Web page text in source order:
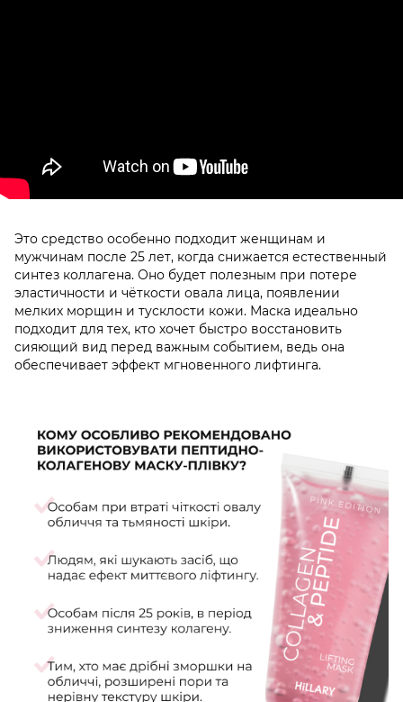
Это средство особенно подходит женщинам и
мужчинам после 25 лет, когда снижается естественный
синтез коллагена. Оно будет полезным при потере
эластичности и чёткости овала лица, появлении
мелких морщин и тусклости кожи. Маска идеально
подходит для тех, кто хочет быстро восстановить
сияющий вид перед важным событием, ведь она
обеспечивает эффект мгновенного лифтинга.